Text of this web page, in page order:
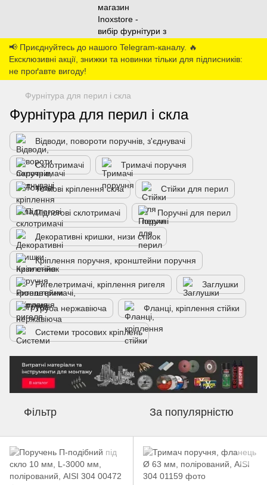
📢 Приєднуйтесь до нашого Telegram-каналу. 🔥
Ексклюзивні акції, знижки та новинки тільки для підписників:
не проґавте вигоду!
Фурнітура для перил і скла
Фурнітура для перил і скла
Відводи, повороти поручнів, з'єднувачі
Склотримачі Тримачі поручня
Точкові кріплення скла Стійки для перил
Підлогові склотримачі Поручні для перил
Декоративні кришки, низи стійок
Кріплення поручня, кронштейни поручня
Ригелетримачі, кріплення ригеля Заглушки
Труба нержавіюча Фланці, кріплення стійки
Системи тросових кріплень
Фільтр За популярністю